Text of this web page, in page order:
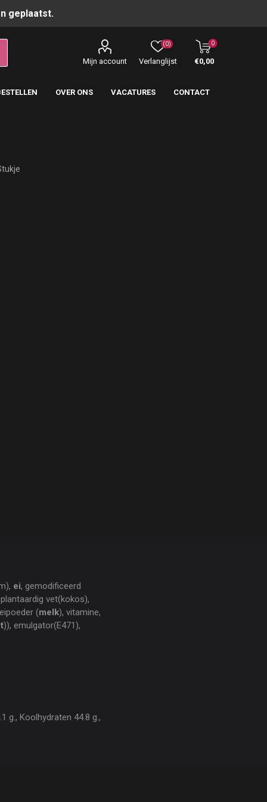
geplaatst.
Mijn account Verlanglijst
(0) 0
€0,00
OVER ONS VACATURES CONTACT
ei, gemodificeerd
vet(kokos),
(melk), vitamine,
)), emulgator(E471),
g., Koolhydraten 44.8 g.,